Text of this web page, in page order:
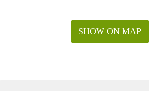
SHOW ON MAP